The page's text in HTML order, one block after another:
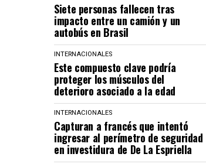
Siete personas fallecen tras
impacto entre un camión y un
autobús en Brasil
INTERNACIONALES
Este compuesto clave podría
proteger los músculos del
deterioro asociado a la edad
INTERNACIONALES
Capturan a francés que intentó
ingresar al perímetro de seguridad
en investidura de De La Espriella